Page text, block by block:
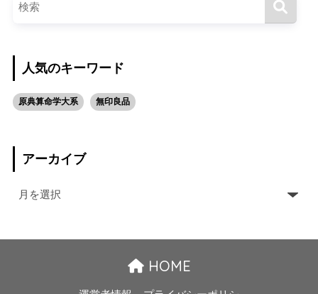
人気のキーワード
原典算命学大系 無印良品
アーカイブ
HOME